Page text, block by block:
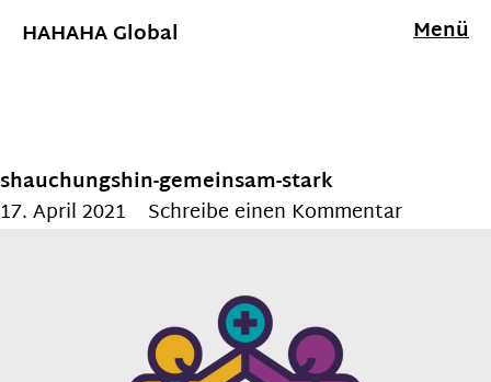
HAHAHA Global Menü
shauchungshin-gemeinsam-stark
17. April 2021
Schreibe einen Kommentar